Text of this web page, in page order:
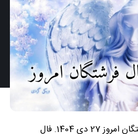
فال فرشتگان امروز 27 دی 1404. فال